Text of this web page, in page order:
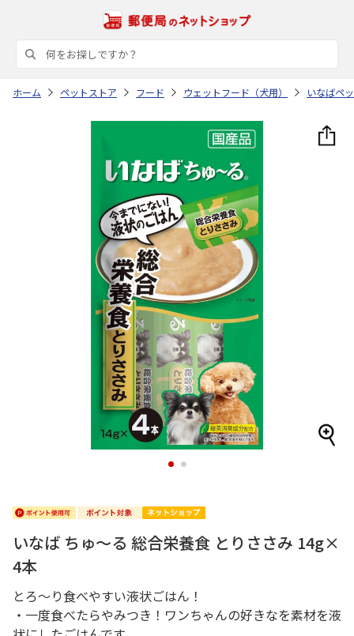
ホーム ペットストア フード ウェットフード（犬用） いなばペ
1 2
いなば ちゅ～る 総合栄養食 とりささみ 14g×
4本
とろ～り食べやすい液状ごはん！
・一度食べたらやみつき！ワンちゃんの好きなを素材を液